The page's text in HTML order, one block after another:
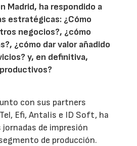
Madrid, ha respondido a
estratégicas: ¿Cómo
negocios?, ¿cómo
¿cómo dar valor añadido
y, en definitiva,
con sus partners
Efi, Antalis e ID Soft, ha
de impresión
de producción.